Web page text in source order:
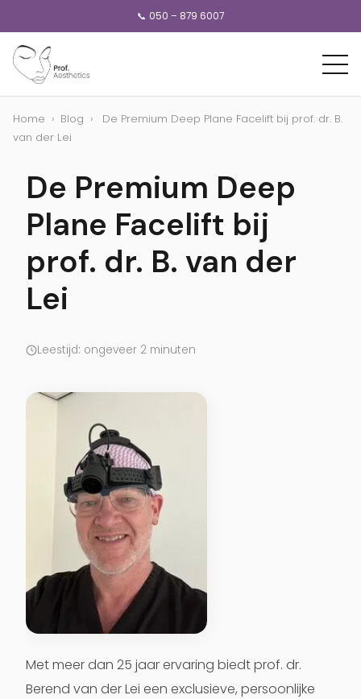
📞 050 – 879 6007
Home › Blog ›
De Premium Deep Plane Facelift bij prof. dr. B.
van der Lei
De Premium Deep
Plane Facelift bij
prof. dr. B. van der
Lei
Leestijd: ongeveer 2 minuten
Met meer dan 25 jaar ervaring biedtprof. dr.
Berend van der Lei een exclusieve, persoonlijke